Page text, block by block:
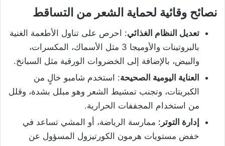
نصائح وقائية لحماية الشعر من التساقط
تعديل النظام الغذائي: احرص على تناول الأطعمة الغنية
بالبروتينات والأوميجا 3 مثل الأسماك، المكسرات،
والبيض، بالإضافة إلى الخضروات الورقية مثل السبانخ.
العناية اليومية الصحيحة: استخدم شامبو خالٍ من
الكبريتات، وتجنب تمشيط الشعر وهو مبلل بشدة، وقلل
من استخدام المجففات الحرارية.
إدارة التوتر: ممارسة الرياضة، أو المشي تساعد في
خفض مستويات هرمون الكورتيزول المسؤول عن